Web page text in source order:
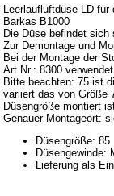
Skoda
Anhänger
KFZ-
Leerlaufluftdüse LD für
Barkas B1000
Die Düse befindet
Zur Demontage und
Bei der Montage der
Art.Nr.: 8300
Bitte beachten: 75 ist
variiert das von Größe
Düsengröße montiert
Genauer Montageort:
Düsengröße: 85
Düsengewinde:
Lieferung als